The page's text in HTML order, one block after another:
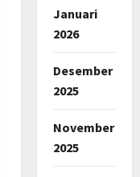
Januari
2026
Desember
2025
November
2025